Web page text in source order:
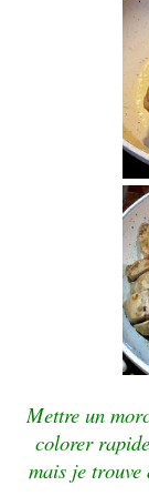
Mettre un
colorer
mais je trouve